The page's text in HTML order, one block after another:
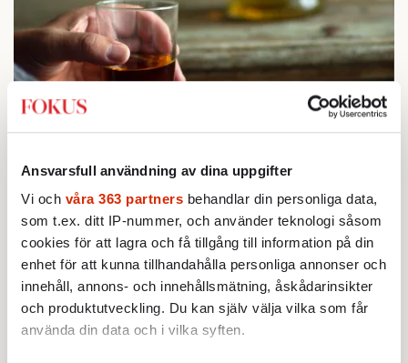
Ansvarsfull användning av dina uppgifter
Vi och våra 363 partners behandlar din personliga data,
som t.ex. ditt IP-nummer, och använder teknologi såsom
cookies för att lagra och få tillgång till information på din
enhet för att kunna tillhandahålla personliga annonser och
innehåll, annons- och innehållsmätning, åskådarinsikter
och produktutveckling. Du kan själv välja vilka som får
använda din data och i vilka syften.
ursprungsbefolkningen i Filipstad
KRÖNIKA
2.Frans Wachtmeister:Ja, AC är ett hot mot den
franska civilisationen
BOKRECENSION
3.Den röda tråden som brast
Av: Gustaf Lewander
KRÖNIKA
4.Nina Lekander:På ”Kommunisthögskolan” drömde
alla om att vara arbetarklass